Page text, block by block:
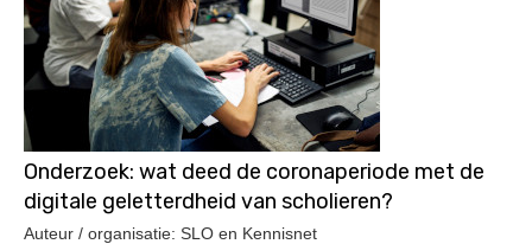
Onderzoek: wat deed de coronaperiode met de
digitale geletterdheid van scholieren?
Auteur / organisatie: SLO en Kennisnet